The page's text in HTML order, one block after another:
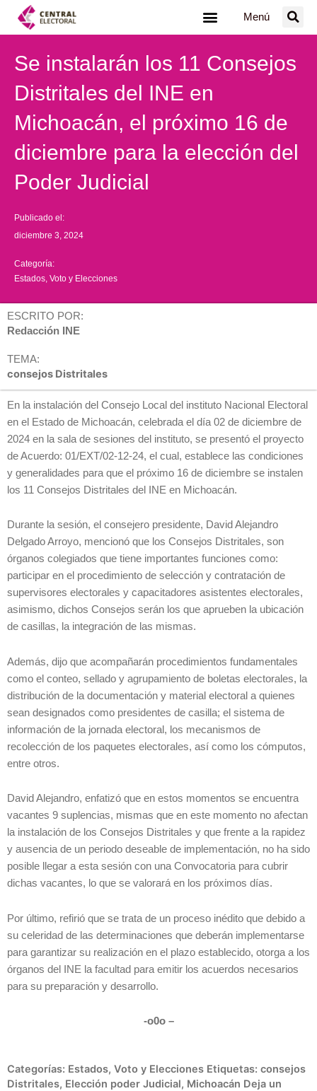
Menú
Se instalarán los 11 Consejos
Distritales del INE en
Michoacán, el próximo 16 de
diciembre para la elección del
Poder Judicial
Publicado el:
diciembre 3, 2024
Categoría:
Estados Voto y Elecciones
ESCRITO POR:
Redacción INE
TEMA:
consejos Distritales
En la instalación del Consejo Local del instituto Nacional Electoral
en el Estado de Michoacán, celebrada el día 02 de diciembre de
2024 en la sala de sesiones del instituto, se presentó el proyecto
de Acuerdo: 01/EXT/02-12-24, el cual, establece las condiciones
y generalidades para que el próximo 16 de diciembre se instalen
los 11 Consejos Distritales del INE en Michoacán.
Durante la sesión, el consejero presidente, David Alejandro
Delgado Arroyo, mencionó que los Consejos Distritales, son
órganos colegiados que tiene importantes funciones como:
participar en el procedimiento de selección y contratación de
supervisores electorales y capacitadores asistentes electorales,
asimismo, dichos Consejos serán los que aprueben la ubicación
de casillas, la integración de las mismas.
Además, dijo que acompañarán procedimientos fundamentales
como el conteo, sellado y agrupamiento de boletas electorales, la
distribución de la documentación y material electoral a quienes
sean designados como presidentes de casilla; el sistema de
información de la jornada electoral, los mecanismos de
recolección de los paquetes electorales, así como los cómputos,
entre otros.
David Alejandro, enfatizó que en estos momentos se encuentra
vacantes 9 suplencias, mismas que en este momento no afectan
la instalación de los Consejos Distritales y que frente a la rapidez
y ausencia de un periodo deseable de implementación, no ha sido
posible llegar a esta sesión con una Convocatoria para cubrir
dichas vacantes, lo que se valorará en los próximos días.
Por último, refirió que se trata de un proceso inédito que debido a
su celeridad de las determinaciones que deberán implementarse
para garantizar su realización en el plazo establecido, otorga a los
órganos del INE la facultad para emitir los acuerdos necesarios
para su preparación y desarrollo.
-o0o –
Categorías: Estados, Voto y Elecciones Etiquetas: consejos
Distritales, Elección poder Judicial, Michoacán Deja un